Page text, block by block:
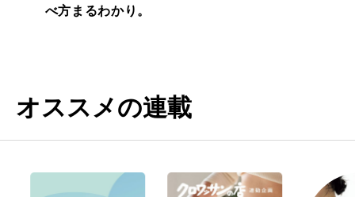
べ方まるわかり。
オススメの連載